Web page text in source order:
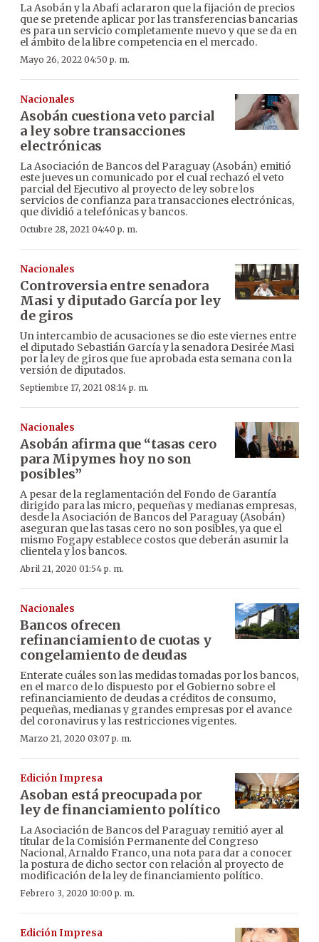
La Asobán y la Abafi aclararon que la fijación de precios
que se pretende aplicar por las transferencias bancarias
es para un servicio completamente nuevo y que se da en
el ámbito de la libre competencia en el mercado.
Mayo 26, 2022 04:50 p. m.
Nacionales
Asobán cuestiona veto parcial
a ley sobre transacciones
electrónicas
La Asociación de Bancos del Paraguay (Asobán) emitió
este jueves un comunicado por el cual rechazó el veto
parcial del Ejecutivo al proyecto de ley sobre los
servicios de confianza para transacciones electrónicas,
que dividió a telefónicas y bancos.
Octubre 28, 2021 04:40 p. m.
Nacionales
Controversia entre senadora
Masi y diputado García por ley
de giros
Un intercambio de acusaciones se dio este viernes entre
el diputado Sebastián García y la senadora Desirée Masi
por la ley de giros que fue aprobada esta semana con la
versión de diputados.
Septiembre 17, 2021 08:14 p. m.
Nacionales
Asobán afirma que “tasas cero
para Mipymes hoy no son
posibles”
A pesar de la reglamentación del Fondo de Garantía
dirigido para las micro, pequeñas y medianas empresas,
desde la Asociación de Bancos del Paraguay (Asobán)
aseguran que las tasas cero no son posibles, ya que el
mismo Fogapy establece costos que deberán asumir la
clientela y los bancos.
Abril 21, 2020 01:54 p. m.
Nacionales
Bancos ofrecen
refinanciamiento de cuotas y
congelamiento de deudas
Enterate cuáles son las medidas tomadas por los bancos,
en el marco de lo dispuesto por el Gobierno sobre el
refinanciamiento de deudas a créditos de consumo,
pequeñas, medianas y grandes empresas por el avance
del coronavirus y las restricciones vigentes.
Marzo 21, 2020 03:07 p. m.
Edición Impresa
Asoban está preocupada por
ley de financiamiento político
La Asociación de Bancos del Paraguay remitió ayer al
titular de la Comisión Permanente del Congreso
Nacional, Arnaldo Franco, una nota para dar a conocer
la postura de dicho sector con relación al proyecto de
modificación de la ley de financiamiento político.
Febrero 3, 2020 10:00 p. m.
Edición Impresa